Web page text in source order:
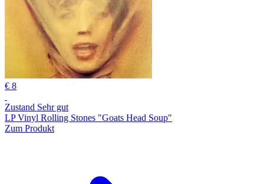
€ 8
Zustand Sehr gut
LP Vinyl Rolling Stones "Goats Head Soup"
Zum Produkt